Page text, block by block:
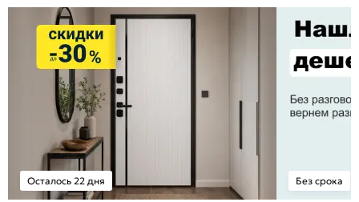
Осталось 22 дня Без срока